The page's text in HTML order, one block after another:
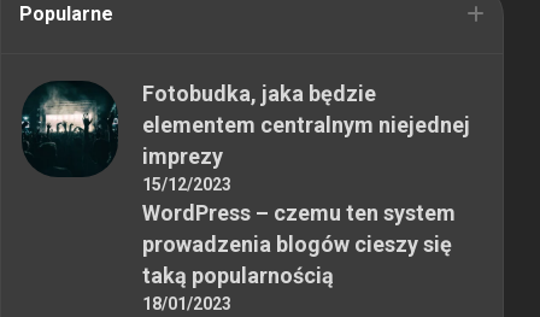
Popularne
Fotobudka, jaka będzie
elementem centralnym niejednej
imprezy
15/12/2023
WordPress – czemu ten system
prowadzenia blogów cieszy się
taką popularnością
18/01/2023